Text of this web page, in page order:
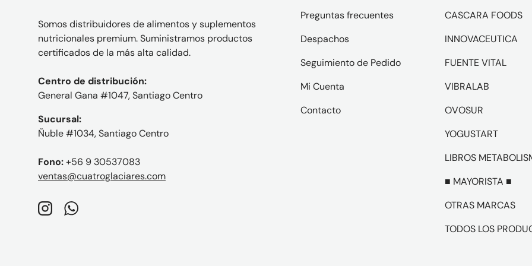
Somos distribuidores de alimentos y suplementos
nutricionales premium. Suministramos productos
certificados de la más alta calidad.
Centro de distribución:
General Gana #1047, Santiago Centro
Sucursal:
Ñuble #1034, Santiago Centro
Fono:+56 9 30537083
ventas@cuatroglaciares.com
InstagramWhatsApp
Preguntas frecuentes
Despachos
Seguimiento de Pedido
Mi Cuenta
Contacto
CASCARA FOODS
INNOVACEUTICA
FUENTE VITAL
VIBRALAB
OVOSUR
YOGUSTART
LIBROS
■ MAYORISTA ■
OTRAS MARCAS
TODOS LOS